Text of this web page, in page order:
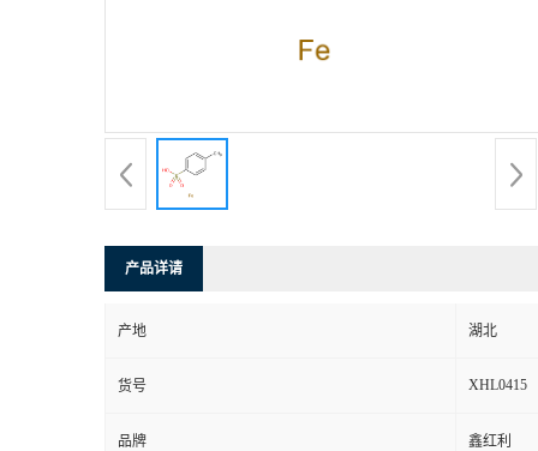
产品详请
产地 湖北
货号 XHL0415
品牌 鑫红利